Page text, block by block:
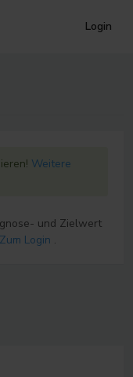
Login
Weitere
und Zielwert
Zum Login .